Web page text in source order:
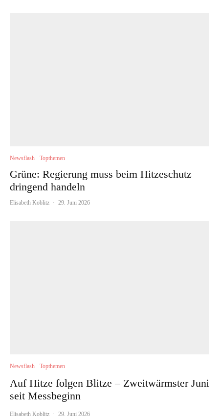
Newsflash Topthemen
Grüne: Regierung muss beim Hitzeschutz
dringend handeln
Elisabeth Koblitz · 29. Juni 2026
Newsflash Topthemen
Auf Hitze folgen Blitze – Zweitwärmster Juni
seit Messbeginn
Elisabeth Koblitz · 29. Juni 2026